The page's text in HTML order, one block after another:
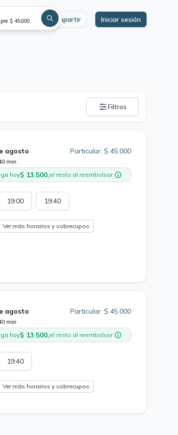
Compartir Iniciar sesión
$ 45.000
Filtros
agosto
min
Particular: $ 45.000
hoy$ 13.500,el resto al reembolsar
19:00 19:40
Ver más horarios y sobrecupos
agosto
min
Particular: $ 45.000
hoy$ 13.500,el resto al reembolsar
19:40
Ver más horarios y sobrecupos